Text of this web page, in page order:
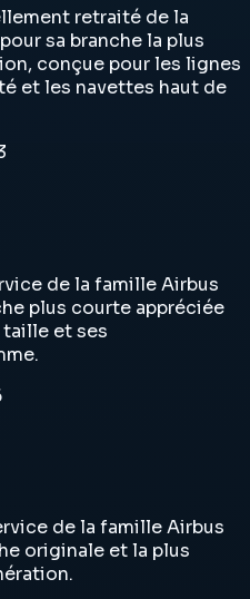
retraité de la
sa branche la plus
conçue pour les lignes
et les navettes haut de
de la famille Airbus
plus courte appréciée
et ses
de la famille Airbus
originale et la plus